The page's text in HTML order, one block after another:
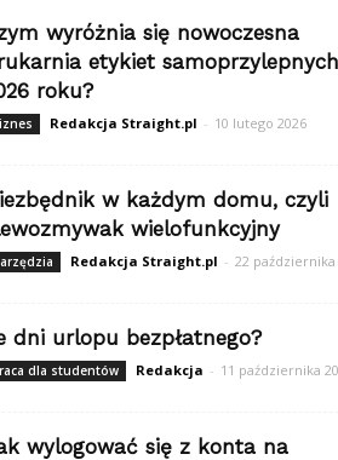
wyróżnia się nowoczesna
etykiet
roku?
Redakcja Straight.pl - 10 lutego 2026
w każdym domu, czyli
wielofunkcyjny
Redakcja Straight.pl - 22 października
dni urlopu bezpłatnego?
dla studentów Redakcja - 11 października
wylogować się z konta na